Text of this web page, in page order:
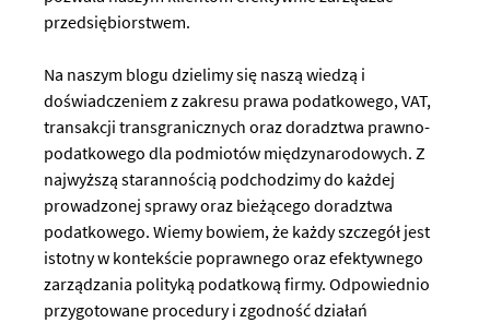
przedsiębiorstwem.
Na naszym blogu dzielimy się naszą wiedzą i
doświadczeniem z zakresu prawa podatkowego, VAT,
transakcji transgranicznych oraz doradztwa prawno-
podatkowego dla podmiotów międzynarodowych. Z
najwyższą starannością podchodzimy do każdej
prowadzonej sprawy oraz bieżącego doradztwa
podatkowego. Wiemy bowiem, że każdy szczegół jest
istotny w kontekście poprawnego oraz efektywnego
zarządzania polityką podatkową firmy. Odpowiednio
przygotowane procedury i zgodność działań